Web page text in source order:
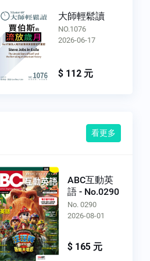
大師輕鬆讀
NO.1076
2026-06-17
$ 112 元
看更多
ABC互動英
語 - No.0290
No. 0290
2026-08-01
$ 165 元